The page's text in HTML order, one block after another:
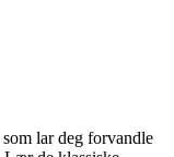
lar deg forvandle